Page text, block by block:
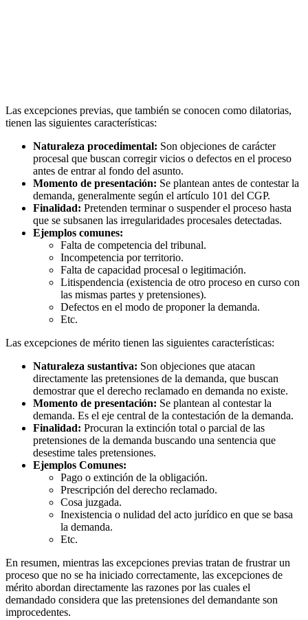
Las excepciones previas, que también se conocen como dilatorias,
tienen las siguientes características:
Naturaleza procedimental: Son objeciones de carácter
procesal que buscan corregir vicios o defectos en el proceso
antes de entrar al fondo del asunto.
Momento de presentación: Se plantean antes de contestar la
demanda, generalmente según el artículo 101 del CGP.
Finalidad: Pretenden terminar o suspender el proceso hasta
que se subsanen las irregularidades procesales detectadas.
Ejemplos comunes:
Falta de competencia del tribunal.
Incompetencia por territorio.
Falta de capacidad procesal o legitimación.
Litispendencia (existencia de otro proceso en curso con
las mismas partes y pretensiones).
Defectos en el modo de proponer la demanda.
Etc.
Las excepciones de mérito tienen las siguientes características:
Naturaleza sustantiva: Son objeciones que atacan
directamente las pretensiones de la demanda, que buscan
demostrar que el derecho reclamado en demanda no existe.
Momento de presentación: Se plantean al contestar la
demanda. Es el eje central de la contestación de la demanda.
Finalidad: Procuran la extinción total o parcial de las
pretensiones de la demanda buscando una sentencia que
desestime tales pretensiones.
Ejemplos Comunes:
Pago o extinción de la obligación.
Prescripción del derecho reclamado.
Cosa juzgada.
Inexistencia o nulidad del acto jurídico en que se basa
la demanda.
Etc.
En resumen, mientras las excepciones previas tratan de frustrar un
proceso que no se ha iniciado correctamente, las excepciones de
mérito abordan directamente las razones por las cuales el
demandado considera que las pretensiones del demandante son
improcedentes.